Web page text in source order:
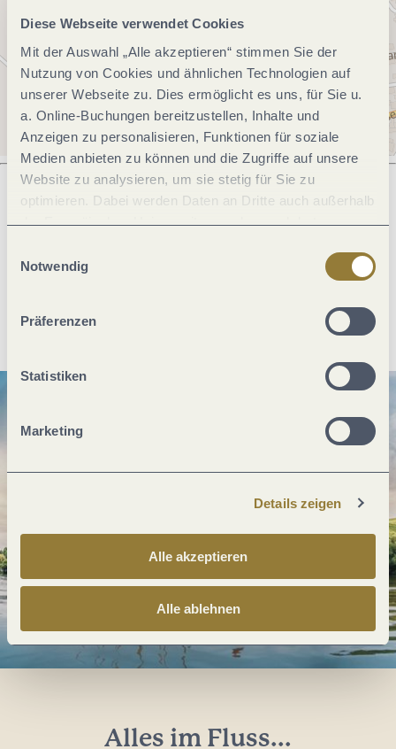
Diese Webseite verwendet Cookies
Mit der Auswahl „Alle akzeptieren“ stimmen Sie der
Nutzung von Cookies und ähnlichen Technologien auf
unserer Webseite zu. Dies ermöglicht es uns, für Sie u.
a. Online-Buchungen bereitzustellen, Inhalte und
Anzeigen zu personalisieren, Funktionen für soziale
Medien anbieten zu können und die Zugriffe auf unsere
Website zu analysieren, um sie stetig für Sie zu
optimieren. Dabei werden Daten an Dritte auch außerhalb
der Europäischen Union weitergegeben und dort
jederzeit widerrufen werden. Mit der Auswahl "Alle
ablehnen" kann es zu Beeinträchtigungen in der Nutzung
Notwendig
Präferenzen
Statistiken
Marketing
Details zeigen
Alle akzeptieren
Alle ablehnen
Was möchtest du als nächstes tun?
Anreise planen PDF erzeugen
Alles im Fluss...